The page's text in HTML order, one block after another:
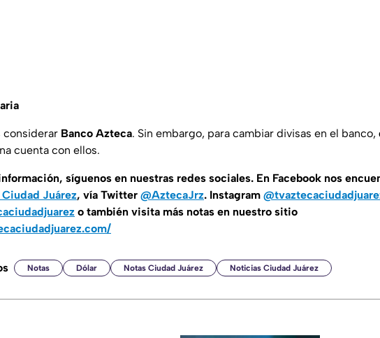
considerar Banco Azteca. Sin embargo, para cambiar divisas en el banco,
cuenta con ellos.
síguenos en nuestras redes sociales. En Facebook nos
Juárez, vía Twitter @AztecaJrz. Instagram
o también visita más notas en nuestro sitio
Notas Dólar Notas Ciudad Juárez Noticias Ciudad Juárez